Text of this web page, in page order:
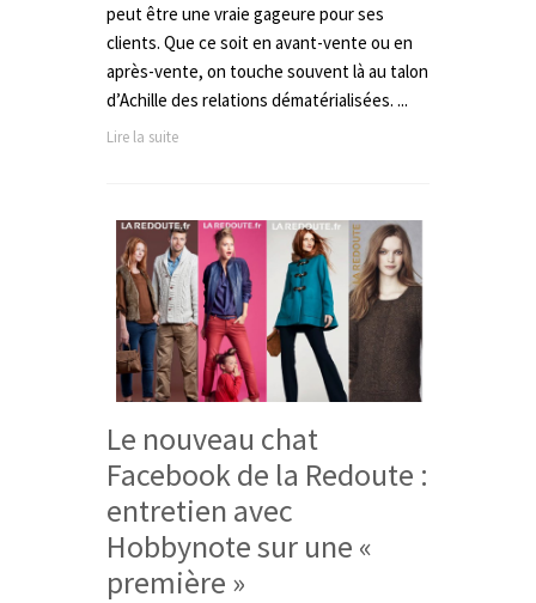
peut être une vraie gageure pour ses
clients. Que ce soit en avant-vente ou en
après-vente, on touche souvent là au talon
d’Achille des relations dématérialisées. ...
Lire la suite
Le nouveau chat
Facebook de la Redoute :
entretien avec
Hobbynote sur une «
première »